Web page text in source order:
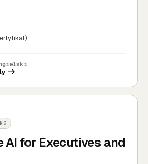
->
AI for Executives and